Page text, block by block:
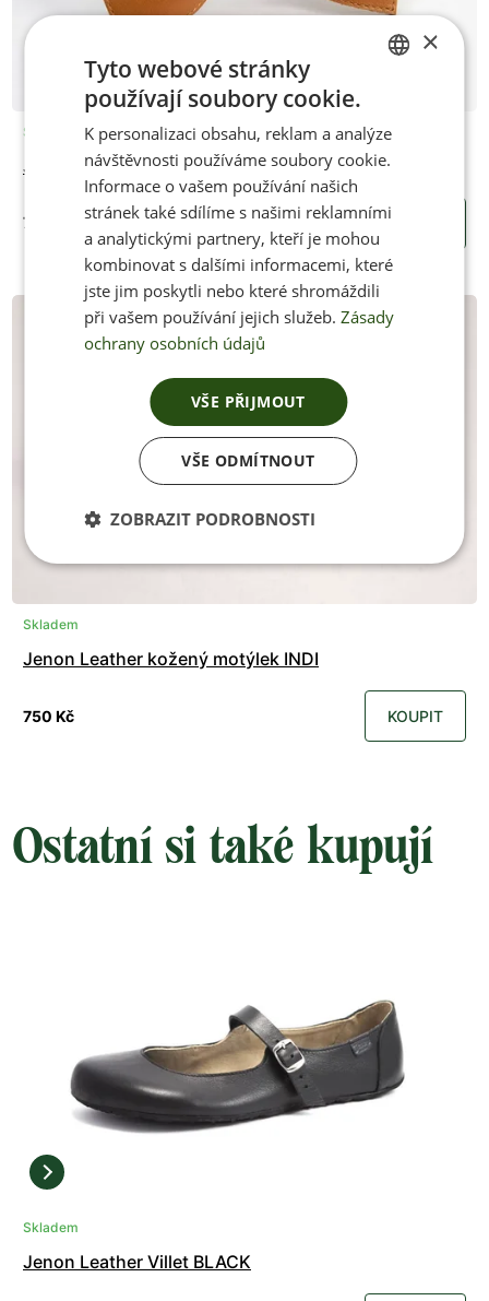
Skladem
Jenon Leather kožený motýlek WHISKY
750 Kč KOUPIT
Skladem
Jenon Leather kožený motýlek INDI
750 Kč KOUPIT
Ostatní si také kupují
Skladem
Jenon Leather Villet BLACK
ENGLISH
×
Tyto webové stránky
používají soubory cookie.
K personalizaci obsahu, reklam a analýze
návštěvnosti používáme soubory cookie.
Informace o vašem používání našich
stránek také sdílíme s našimi reklamními
a analytickými partnery, kteří je mohou
kombinovat s dalšími informacemi, které
jste jim poskytli nebo které shromáždili
při vašem používání jejich služeb. Zásady
ochrany osobních údajů
VŠE PŘIJMOUT
VŠE ODMÍTNOUT
ZOBRAZIT PODROBNOSTI